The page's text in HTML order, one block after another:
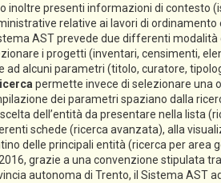
inoltre presenti informazioni di contesto
relative ai lavori di ordinamento
AST prevede due differenti modalità
i progetti (inventari, censimenti,
ad alcuni parametri (titolo, curatore,
permette invece di selezionare una
dei parametri spaziano dalla
dell’entità da presentare nella lista
schede (ricerca avanzata), alla
delle principali entità (ricerca per area
grazie a una convenzione stipulata
autonoma di Trento, il Sistema AST